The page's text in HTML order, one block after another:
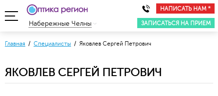
НАПИСАТЬ НАМ *
ЗАПИСАТЬСЯ НА ПРИЕМ
Набережные Челны
Главная / Специалисты / Яковлев Сергей Петрович
ЯКОВЛЕВ СЕРГЕЙ ПЕТРОВИЧ